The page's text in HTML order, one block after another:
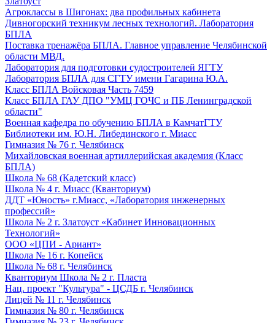
Агроклассы в Шигонах: два профильных кабинета
Дивногорский техникум лесных технологий. Лаборатория
БПЛА
Поставка тренажёра БПЛА. Главное управление Челябинской
области МВД.
Лаборатория для подготовки судостроителей ЯГТУ
Лаборатория БПЛА для СГТУ имени Гагарина Ю.А.
Класс БПЛА Войсковая Часть 7459
Класс БПЛА ГАУ ДПО "УМЦ ГОЧС и ПБ Ленинградской
области"
Военная кафедра по обучению БПЛА в КамчатГТУ
Библиотеки им. Ю.Н. Либединского г. Миасс
Гимназия № 76 г. Челябинск
Михайловская военная артиллерийская академия (Класс
БПЛА)
Школа № 68 (Кадетский класс)
Школа № 4 г. Миасс (Кванториум)
ДДТ «Юность» г.Миасс, «Лаборатория инженерных
профессий»
Школа № 2 г. Златоуст «Кабинет Инновационных
Технологий»
ООО «ЦПИ - Ариант»
Школа № 16 г. Копейск
Школа № 68 г. Челябинск
Кванториум Школа № 2 г. Пласта
Нац. проект "Культура" - ЦСДБ г. Челябинск
Лицей № 11 г. Челябинск
Гимназия № 80 г. Челябинск